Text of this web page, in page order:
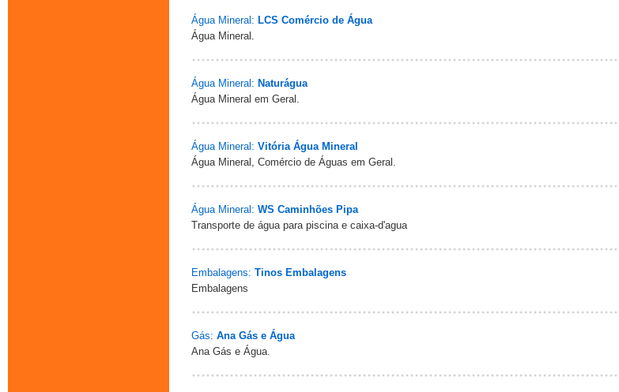
Água Mineral: LCS Comércio de Água
Água Mineral.
Água Mineral: Naturágua
Água Mineral em Geral.
Água Mineral: Vitória Água Mineral
Água Mineral, Comércio de Águas em Geral.
Água Mineral: WS Caminhões Pipa
Transporte de água para piscina e caixa-d'agua
Embalagens: Tinos Embalagens
Embalagens
Gás: Ana Gás e Água
Ana Gás e Água.